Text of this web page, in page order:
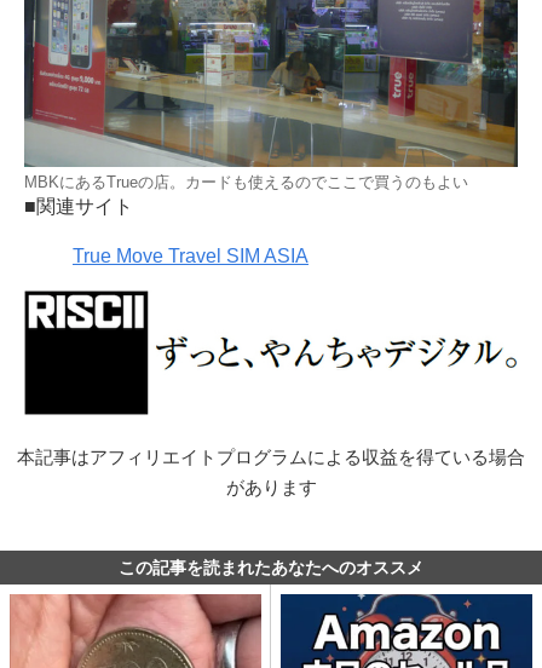
MBKにあるTrueの店。カードも使えるのでここで買うのもよい
■関連サイト
True Move Travel SIM ASIA
本記事はアフィリエイトプログラムによる収益を得ている場合
があります
この記事を読まれたあなたへのオススメ